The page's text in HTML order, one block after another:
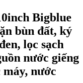
Bigblue
bùn đất, ký
lọc sạch
nước giếng
nước